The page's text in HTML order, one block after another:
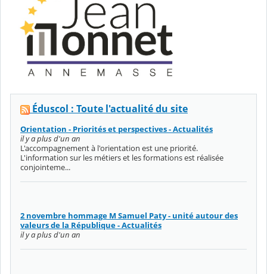
Éduscol : Toute l'actualité du site
Orientation - Priorités et perspectives - Actualités
il y a plus d'un an
L'accompagnement à l'orientation est une priorité.
L'information sur les métiers et les formations est réalisée
conjointeme...
2 novembre hommage M Samuel Paty - unité autour des
valeurs de la République - Actualités
il y a plus d'un an